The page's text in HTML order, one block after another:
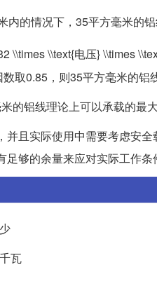
内的情况下，35平方毫米的
\\times \\text{电压} \\times
取0.85，则35平方毫米的铝
的铝线理论上可以承载的最
且实际使用中需要考虑安
够的余量来应对实际工作条
瓦